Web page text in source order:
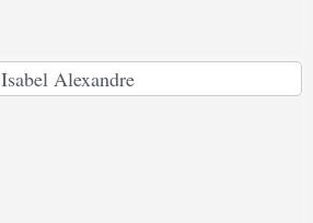
Isabel Alexandre